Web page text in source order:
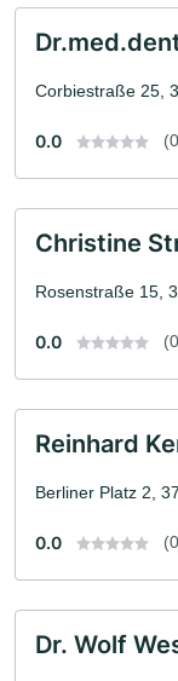
Corbiestraße 25,
0.0
Christine
Rosenstraße 15,
0.0
Reinhard
Berliner Platz 2,
0.0
Dr. Wolf